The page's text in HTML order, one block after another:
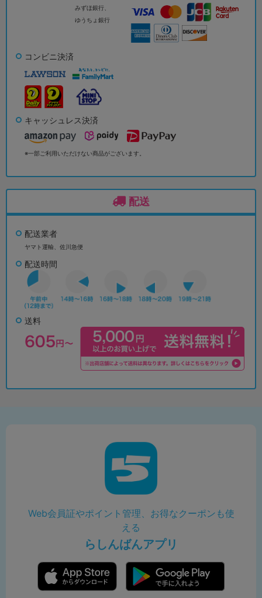
みずほ銀行、
ゆうちょ銀行
コンビニ決済
キャッシュレス決済
※一部ご利用いただけない商品がございます。
配送
配送業者
ヤマト運輸、佐川急便
配送時間
送料
Web会員証やポイント管理、お得なクーポンも使
える
らしんばんアプリ